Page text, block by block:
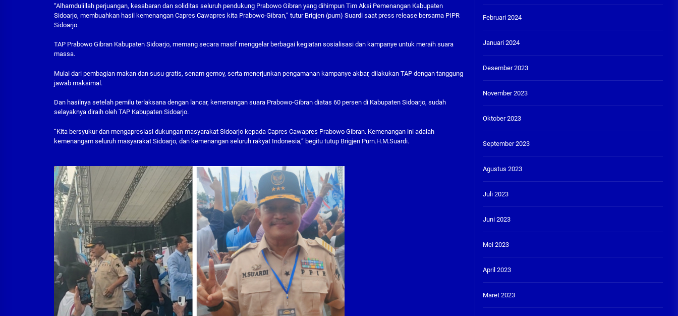
“Alhamdulillah perjuangan, kesabaran dan soliditas seluruh pendukung Prabowo Gibran yang dihimpun Tim Aksi Pemenangan Kabupaten
Sidoarjo, membuahkan hasil kemenangan Capres Cawapres kita Prabowo-Gibran,” tutur Brigjen (purn) Suardi saat press release bersama PIPR
Sidoarjo.
TAP Prabowo Gibran Kabupaten Sidoarjo, memang secara masif menggelar berbagai kegiatan sosialisasi dan kampanye untuk meraih suara
massa.
Mulai dari pembagian makan dan susu gratis, senam gemoy, serta menerjunkan pengamanan kampanye akbar, dilakukan TAP dengan tanggung
jawab maksimal.
Dan hasilnya setelah pemilu terlaksana dengan lancar, kemenangan suara Prabowo-Gibran diatas 60 persen di Kabupaten Sidoarjo, sudah
selayaknya diraih oleh TAP Kabupaten Sidoarjo.
“Kita bersyukur dan mengapresiasi dukungan masyarakat Sidoarjo kepada Capres Cawapres Prabowo Gibran. Kemenangan ini adalah
kemenangam seluruh masyarakat Sidoarjo, dan kemenangan seluruh rakyat Indonesia,” begitu tutup Brigjen Purn.H.M.Suardi.
Februari 2024
Januari 2024
Desember 2023
November 2023
Oktober 2023
September 2023
Agustus 2023
Juli 2023
Juni 2023
Mei 2023
April 2023
Maret 2023